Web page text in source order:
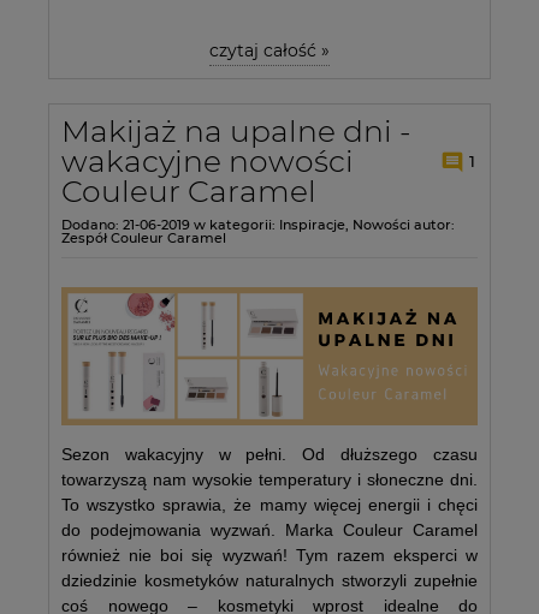
czytaj całość »
Makijaż na upalne dni -
wakacyjne nowości
Couleur Caramel
1
Dodano: 21-06-2019 w kategorii: Inspiracje, Nowości autor:
Zespół Couleur Caramel
Sezon wakacyjny w pełni. Od dłuższego czasu
towarzyszą nam wysokie temperatury i słoneczne dni.
To wszystko sprawia, że mamy więcej energii i chęci
do podejmowania wyzwań. Marka Couleur Caramel
również nie boi się wyzwań! Tym razem eksperci w
dziedzinie kosmetyków naturalnych stworzyli zupełnie
coś nowego – kosmetyki wprost idealne do